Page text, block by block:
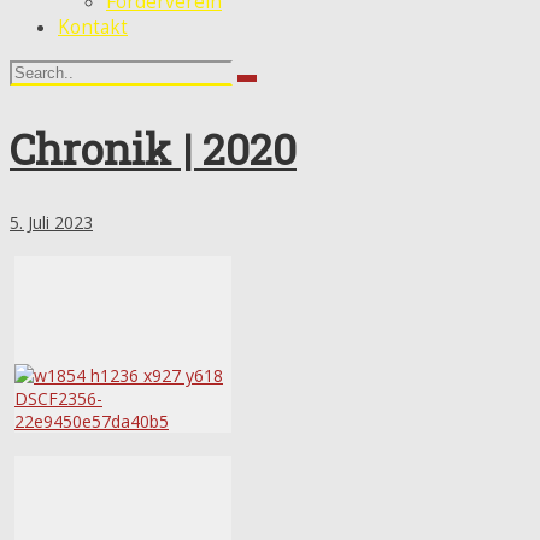
Kontakt
Chronik | 2020
5. Juli 2023